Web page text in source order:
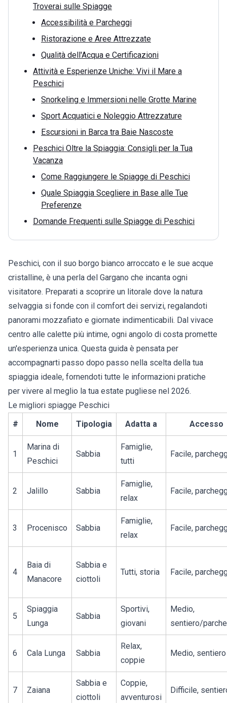
Troverai sulle Spiagge
Accessibilità e Parcheggi
Ristorazione e Aree Attrezzate
Qualità dell'Acqua e Certificazioni
Attività e Esperienze Uniche: Vivi il Mare a
Peschici
Snorkeling e Immersioni nelle Grotte Marine
Sport Acquatici e Noleggio Attrezzature
Escursioni in Barca tra Baie Nascoste
Peschici Oltre la Spiaggia: Consigli per la Tua
Vacanza
Come Raggiungere le Spiagge di Peschici
Quale Spiaggia Scegliere in Base alle Tue
Preferenze
Domande Frequenti sulle Spiagge di Peschici
Peschici, con il suo borgo bianco arroccato e le sue acque
cristalline, è una perla del Gargano che incanta ogni
visitatore. Preparati a scoprire un litorale dove la natura
selvaggia si fonde con il comfort dei servizi, regalandoti
panorami mozzafiato e giornate indimenticabili. Dal vivace
centro alle calette più intime, ogni angolo di costa promette
un'esperienza unica. Questa guida è pensata per
accompagnarti passo dopo passo nella scelta della tua
spiaggia ideale, fornendoti tutte le informazioni pratiche
per vivere al meglio la tua estate pugliese nel 2026.
Le migliori spiagge Peschici
#
Nome Tipologia Adatta a Accesso
1
Marina di
Peschici
Sabbia
Famiglie,
tutti
Facile,
2 Jalillo Sabbia
Famiglie,
relax
Facile,
3 Procenisco Sabbia
Famiglie,
relax
Facile,
4
Baia di
Manacore
Sabbia e
ciottoli
Tutti, storia Facile,
5
Spiaggia
Lunga
Sabbia
Sportivi,
giovani
Medio,
sentiero/
6 Cala Lunga Sabbia
Relax,
coppie
Medio, sentiero
7 Zaiana
Sabbia e
ciottoli
Coppie,
avventurosi
Difficile,